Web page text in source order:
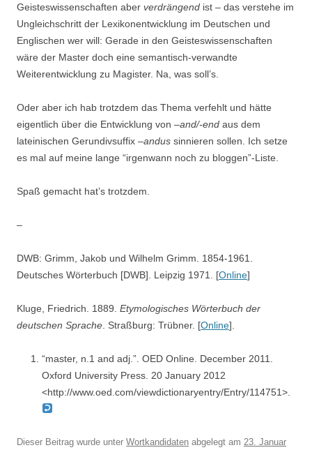
Geisteswissenschaften aber verdrängend ist – das verstehe im
Ungleichschritt der Lexikonentwicklung im Deutschen und
Englischen wer will: Gerade in den Geisteswissenschaften
wäre der Master doch eine semantisch-verwandte
Weiterentwicklung zu Magister. Na, was soll’s.
Oder aber ich hab trotzdem das Thema verfehlt und hätte
eigentlich über die Entwicklung von –and/-end aus dem
lateinischen Gerundivsuffix –andus sinnieren sollen. Ich setze
es mal auf meine lange “irgenwann noch zu bloggen”-Liste.
Spaß gemacht hat’s trotzdem.
–
DWB: Grimm, Jakob und Wilhelm Grimm. 1854-1961.
Deutsches Wörterbuch [DWB]. Leipzig 1971. [Online]
Kluge, Friedrich. 1889. Etymologisches Wörterbuch der
deutschen Sprache . Straßburg: Trübner. [Online].
“master, n.1 and adj.”. OED Online. December 2011.
Oxford University Press. 20 January 2012
<http://www.oed.com/viewdictionaryentry/Entry/114751>.
Dieser Beitrag wurde unter Wortkandidaten abgelegt am 23. Januar